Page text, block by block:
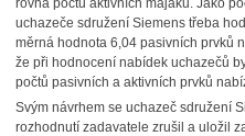
rovná počtu aktivních majáků. Jako
uchazeče sdružení Siemens třeba
měrná hodnota 6,04 pasivních prvků
že při hodnocení nabídek uchazečů
počtů pasivních a aktivních prvků
Svým návrhem se uchazeč sdružení
rozhodnutí zadavatele zrušil a uložil